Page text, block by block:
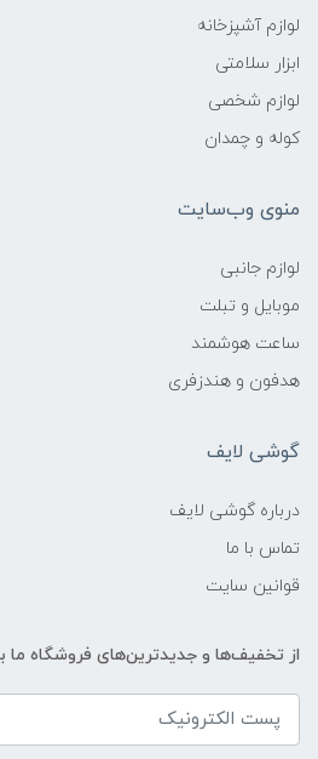
لوازم آشپزخانه
ابزار سلامتی
لوازم شخصی
کوله و چمدان
منوی وب‌سایت
لوازم جانبی
موبایل و تبلت
ساعت هوشمند
هدفون و هندزفری
گوشی لایف
درباره گوشی لایف
تماس با ما
قوانین سایت
از تخفیف‌ها و جدیدترین‌های فروشگاه ما